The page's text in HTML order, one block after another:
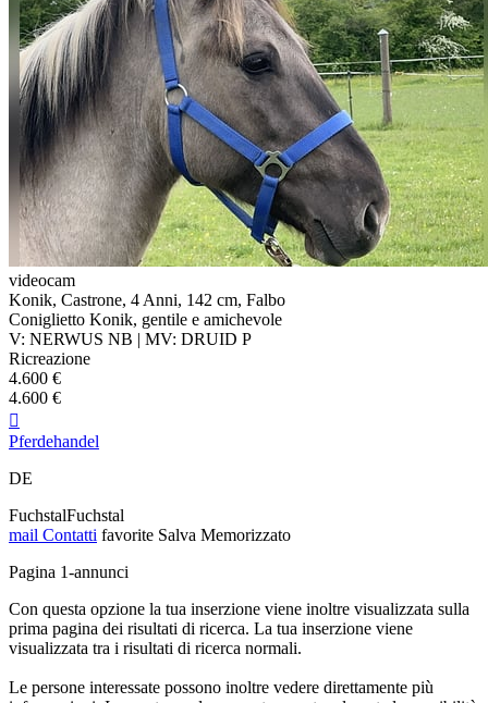
videocam
Konik, Castrone, 4 Anni, 142 cm, Falbo
Coniglietto Konik, gentile e amichevole
V: NERWUS NB | MV: DRUID P
Ricreazione
4.600 €
4.600 €

Pferdehandel
DE
FuchstalFuchstal
mail Contatti favorite Salva Memorizzato
Pagina 1-annunci
Con questa opzione la tua inserzione viene inoltre visualizzata sulla
prima pagina dei risultati di ricerca. La tua inserzione viene
visualizzata tra i risultati di ricerca normali.
Le persone interessate possono inoltre vedere direttamente più